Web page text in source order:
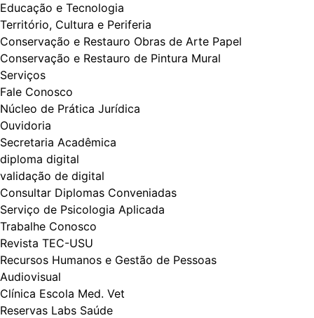
Educação e Tecnologia
Território, Cultura e Periferia
Conservação e Restauro Obras de Arte Papel
Conservação e Restauro de Pintura Mural
Serviços
Fale Conosco
Núcleo de Prática Jurídica
Ouvidoria
Secretaria Acadêmica
diploma digital
validação de digital
Consultar Diplomas Conveniadas
Serviço de Psicologia Aplicada
Trabalhe Conosco
Revista TEC-USU
Recursos Humanos e Gestão de Pessoas
Audiovisual
Clínica Escola Med. Vet
Reservas Labs Saúde